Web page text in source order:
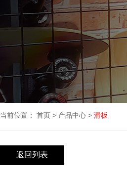
当前位置： 首页 > 产品中心 > 滑板
返回列表